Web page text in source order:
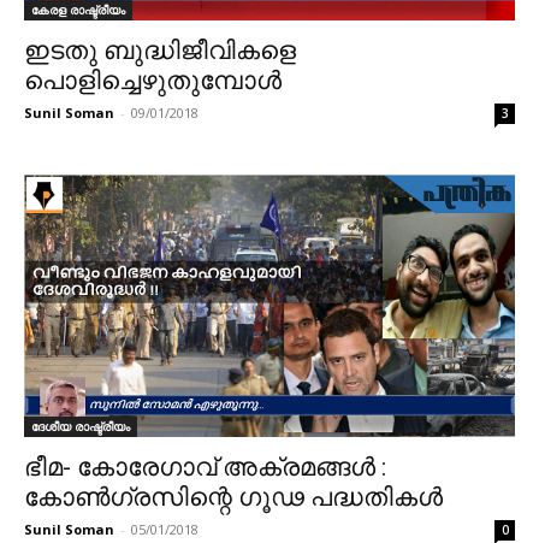
കേരള രാഷ്ട്രീയം
ഇടതു ബുദ്ധിജീവികളെ
പൊളിച്ചെഴുതുമ്പോൾ
Sunil Soman - 09/01/2018 3
ദേശീയ രാഷ്ട്രീയം
ഭീമ- കോരേഗാവ് അക്രമങ്ങൾ :
കോൺഗ്രസിന്റെ ഗൂഢ പദ്ധതികൾ
Sunil Soman - 05/01/2018 0